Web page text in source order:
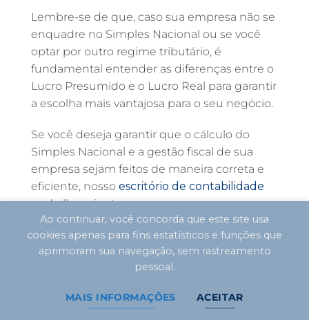
Lembre-se de que, caso sua empresa não se
enquadre no Simples Nacional ou se você
optar por outro regime tributário, é
fundamental entender as diferenças entre o
Lucro Presumido e o Lucro Real para garantir
a escolha mais vantajosa para o seu negócio.
Se você deseja garantir que o cálculo do
Simples Nacional e a gestão fiscal de sua
empresa sejam feitos de maneira correta e
eficiente, nosso escritório de contabilidade
pode lhe orientar.
Entre em contato conosco e conheça nossos
serviços para facilitar a gestão do seu
Ao continuar, você concorda que este site usa
cookies apenas para fins estatísticos e funções que
aprimoram sua navegação, sem rastreamento
pessoal.
MAIS INFORMAÇÕES ACEITAR